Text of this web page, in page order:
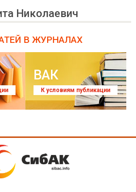
Николаевич
В ЖУРНАЛАХ
ВАК
К условиям публикации